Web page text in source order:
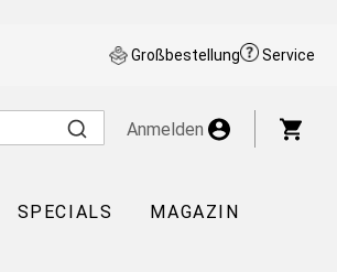
Großbestellung Service
Anmelden
SPECIALS MAGAZIN